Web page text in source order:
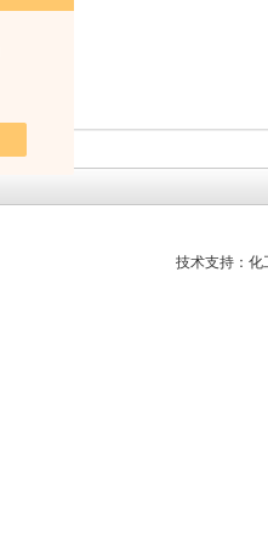
技术支持： 化